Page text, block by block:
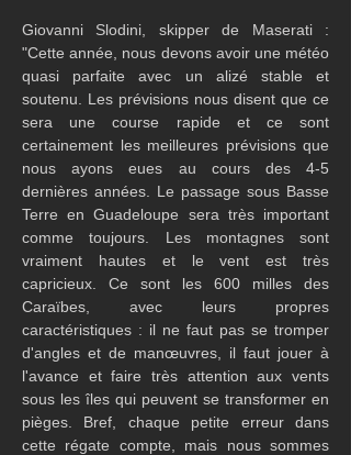
Giovanni Slodini, skipper de Maserati :
"Cette année, nous devons avoir une météo
quasi parfaite avec un alizé stable et
soutenu. Les prévisions nous disent que ce
sera une course rapide et ce sont
certainement les meilleures prévisions que
nous ayons eues au cours des 4-5
dernières années. Le passage sous Basse
Terre en Guadeloupe sera très important
comme toujours. Les montagnes sont
vraiment hautes et le vent est très
capricieux. Ce sont les 600 milles des
Caraïbes, avec leurs propres
caractéristiques : il ne faut pas se tromper
d'angles et de manœuvres, il faut jouer à
l'avance et faire très attention aux vents
sous les îles qui peuvent se transformer en
pièges. Bref, chaque petite erreur dans
cette régate compte, mais nous sommes